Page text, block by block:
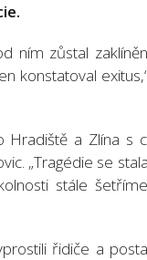
ním zůstal
konstatoval
a Zlína s
„Tragédie se
stále
řidiče a